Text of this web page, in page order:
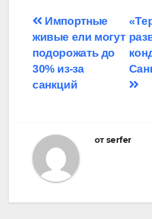
Навигация
по
записям
Импортные
живые ели могут
подорожать до
30% из-за
санкций
от serfer